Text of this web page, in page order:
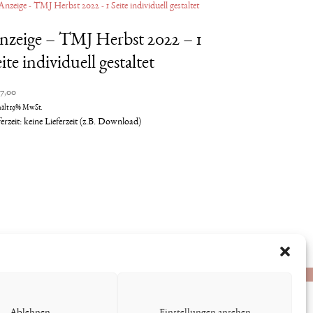
– TMJ Herbst 2022 – 1
individuell gestaltet
19% MwSt.
keine Lieferzeit (z.B. Download)